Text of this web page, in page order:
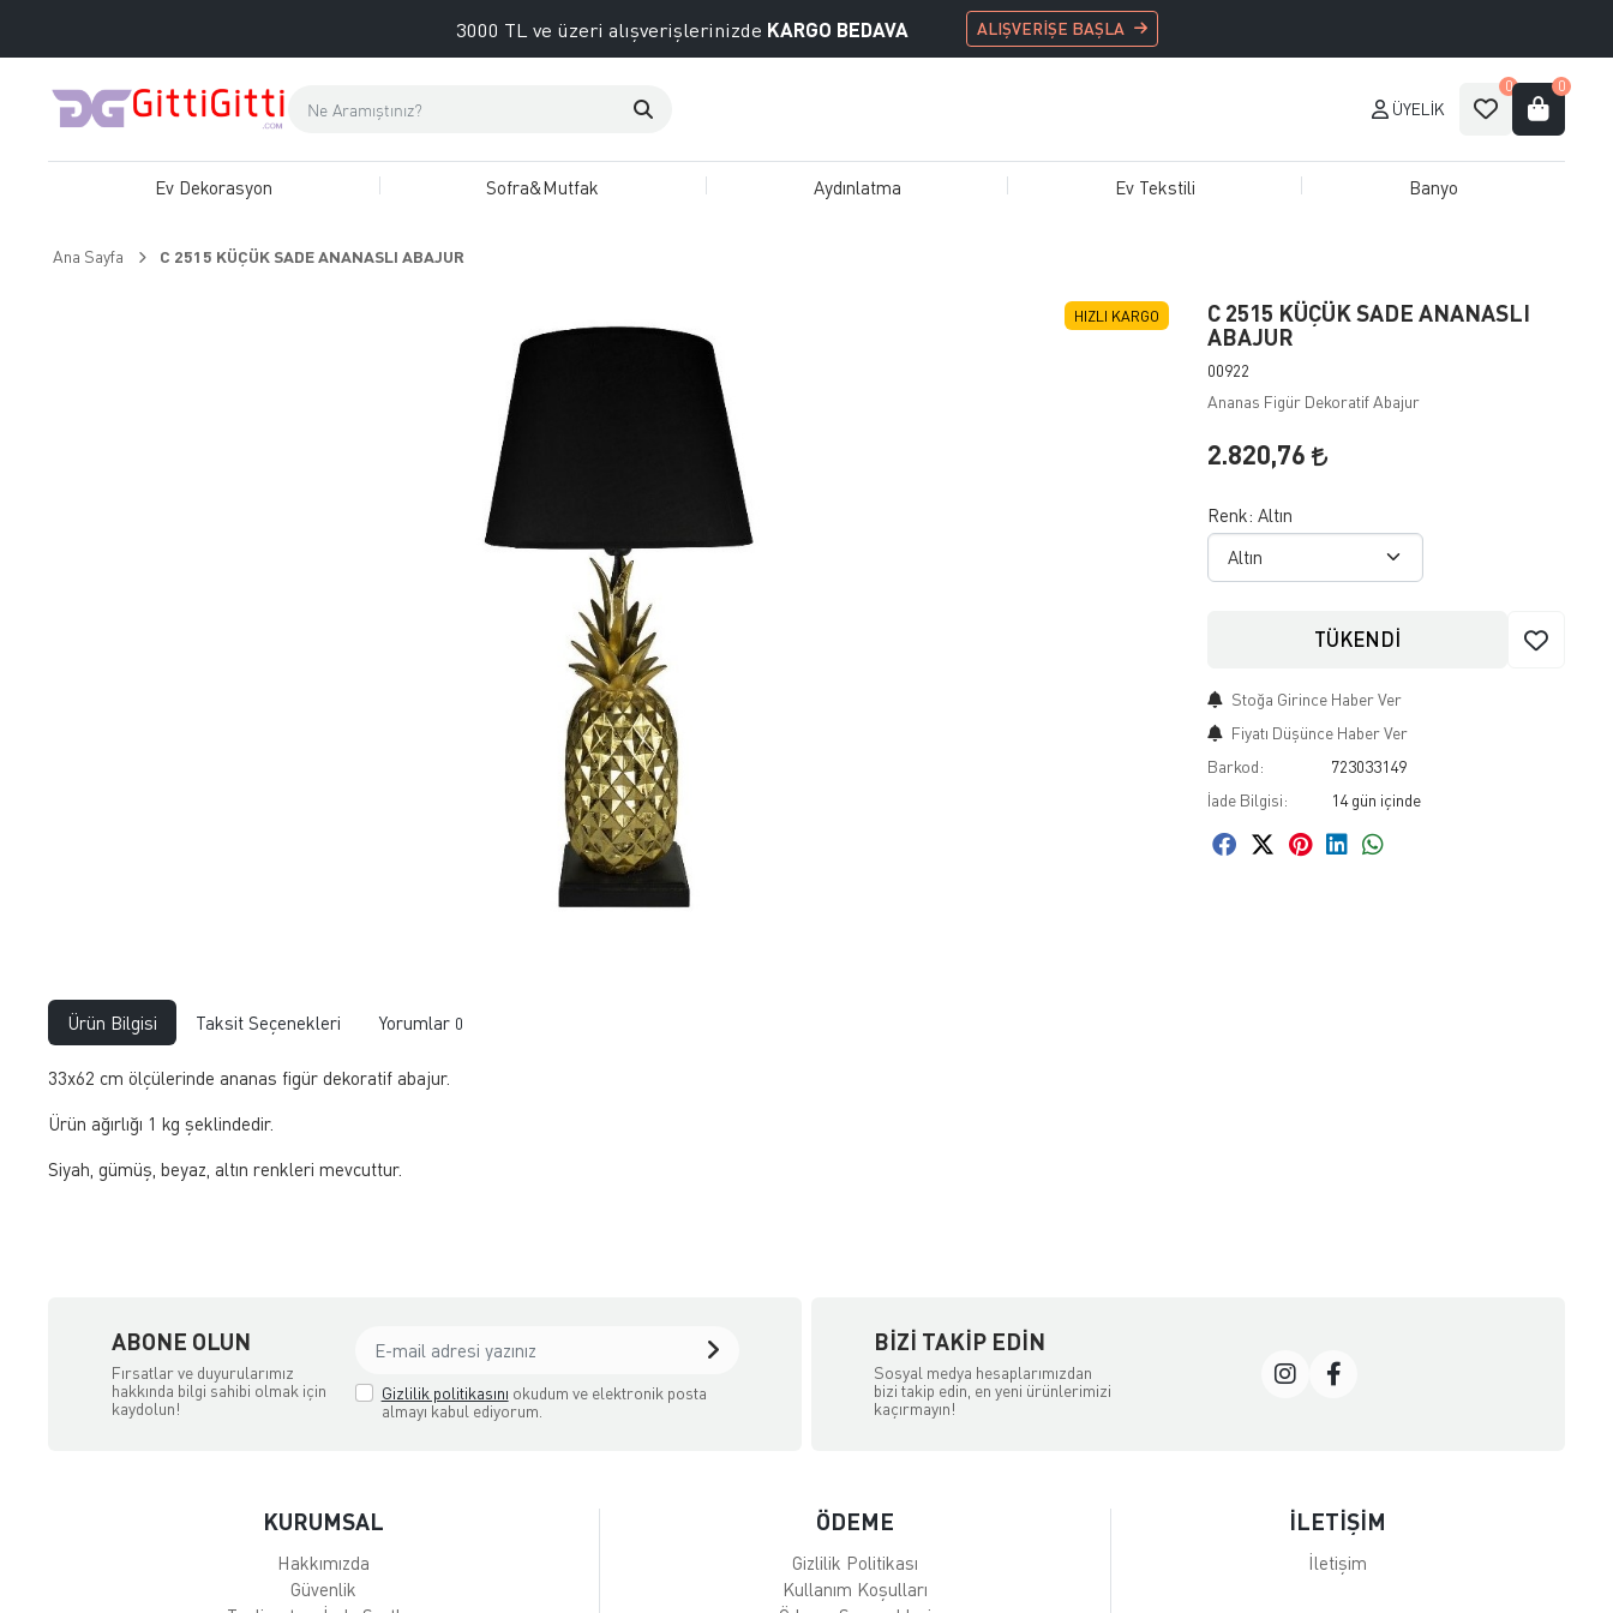
3000 TL ve üzeri alışverişlerinizde KARGO BEDAVA ALIŞVERİŞE BAŞLA
ÜYELIK
0 0
Ev Dekorasyon Sofra&Mutfak Aydınlatma Ev Tekstili Banyo
Ana Sayfa C 2515 KÜÇÜK SADE ANANASLI ABAJUR
HIZLI KARGO
C 2515 KÜÇÜK SADE ANANASLI
ABAJUR
00922
Ananas Figür Dekoratif Abajur
2.820,76
Renk: Altın
TÜKENDİ
Stoğa Girince Haber Ver
Fiyatı Düşünce Haber Ver
Barkod:
723033149
İade Bilgisi:
Ürün Bilgisi Taksit Seçenekleri Yorumlar 0
33x62 cm ölçülerinde ananas figür dekoratif abajur.
Ürün ağırlığı 1 kg şeklindedir.
Siyah, gümüş, beyaz, altın renkleri mevcuttur.
ABONE OLUN
Fırsatlar ve duyurularımız
hakkında bilgi sahibi olmak için
kaydolun!
Gizlilik politikasını okudum ve elektronik posta
almayı kabul ediyorum.
BIZI TAKIP EDIN
Sosyal medya hesaplarımızdan
bizi takip edin, en yeni ürünlerimizi
kaçırmayın!
KURUMSAL
Hakkımızda
Güvenlik
ÖDEME
Gizlilik Politikası
Kullanım Koşulları
İLETİŞİM
İletişim